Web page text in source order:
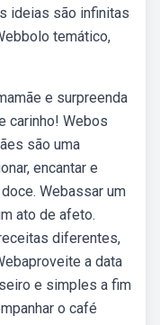
ideias são infinitas
temático,
e surpreenda
carinho! Webos
são uma
encantar e
Webassar um
ato de afeto.
diferentes,
a data
e simples a fim
o café